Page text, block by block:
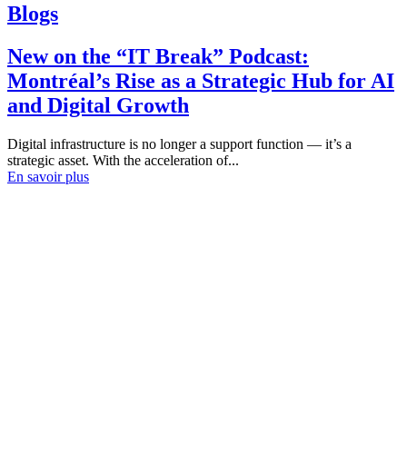
Blogs
New on the “IT Break” Podcast:
Montréal’s Rise as a Strategic Hub for AI
and Digital Growth
Digital infrastructure is no longer a support function — it’s a
strategic asset. With the acceleration of...
En savoir plus